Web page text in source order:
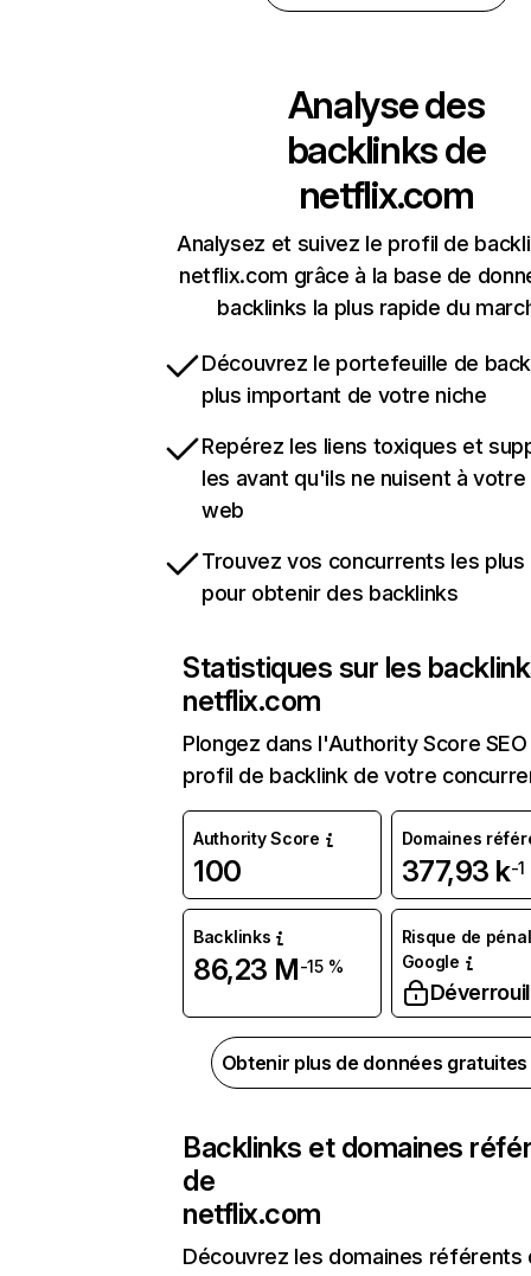
Analyse des
backlinks de
netflix.com
Analysez et suivez le profil de
netflix.com grâce à la base de
backlinks la plus rapide du
Découvrez le portefeuille de
plus important de votre niche
Repérez les liens toxiques et
les avant qu'ils ne nuisent à
web
Trouvez vos concurrents les
pour obtenir des backlinks
Statistiques sur les
netflix.com
Plongez dans l'Authority Score
profil de backlink de votre
Authority Score
100
Domaines
377,93 k-1
Backlinks
86,23 M-15 %
Risque de
Google
Obtenir plus de données
Backlinks et domaines
de
netflix.com
Découvrez les domaines référents